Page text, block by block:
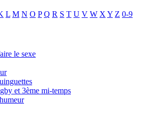
L M N O P Q R S T U V W X Y Z 0-9
le sexe
et 3ème mi-temps